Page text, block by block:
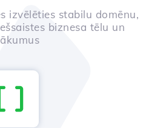
izvēlēties stabilu domēnu,
biznesa tēlu un